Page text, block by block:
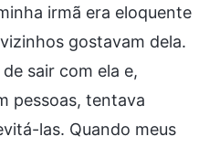
irmã era eloquente
gostavam dela.
sair com ela e,
pessoas, tentava
las. Quando meus